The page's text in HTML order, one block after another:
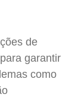
de
garantir
como